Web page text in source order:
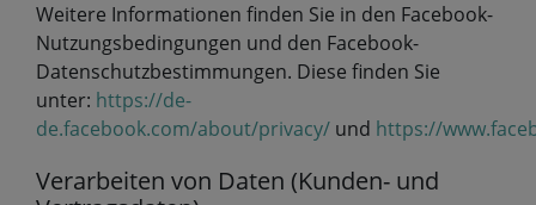
Weitere Informationen finden Sie in den Facebook-
Nutzungsbedingungen und den Facebook-
Datenschutzbestimmungen. Diese finden Sie
unter: https://de-
de.facebook.com/about/privacy/ und https://
Verarbeiten von Daten (Kunden- und